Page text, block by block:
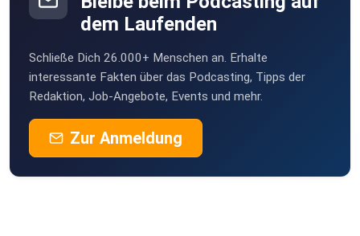
dem Laufenden
Schließe Dich 26.000+ Menschen an. Erhalte
interessante Fakten über das Podcasting, Tipps der
Redaktion, Job-Angebote, Events und mehr.
Zur Anmeldung